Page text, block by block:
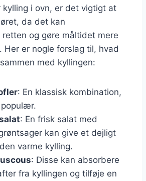
kylling i ovn, er det vigtigt at
da det kan
retten og gøre måltidet mere
er nogle forslag til, hvad
med kyllingen:
: En klassisk kombination,
: En frisk salat med
kan give et dejligt
varme kylling.
: Disse kan absorbere
fra kyllingen og tilføje en